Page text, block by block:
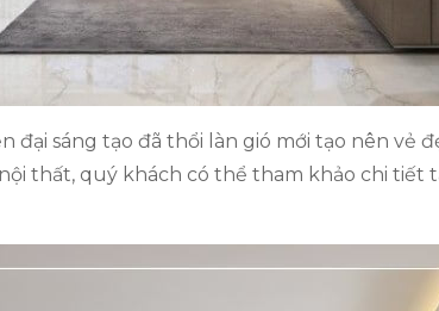
sáng tạo đã thổi làn gió mới tạo nên vẻ
thất, quý khách có thể tham khảo chi tiết